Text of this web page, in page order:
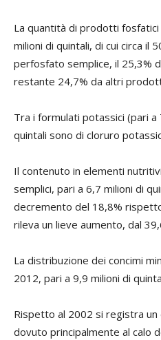
La quantità di prodotti
milioni di quintali, di cui circa il
perfosfato semplice, il 25,3%
restante 24,7% da altri
Tra i formulati potassici (pari a
quintali sono di cloruro
Il contenuto in elementi
semplici, pari a 6,7 milioni di
decremento del 18,8%
rileva un lieve aumento, dal
La distribuzione dei concimi
2012, pari a 9,9 milioni di
Rispetto al 2002 si registra
dovuto principalmente al calo